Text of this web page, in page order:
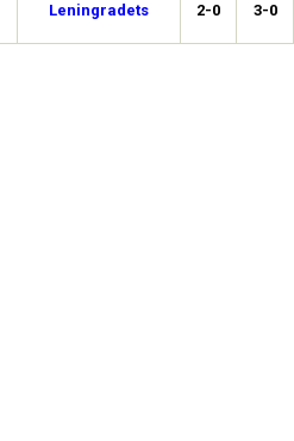
Leningradets 2-0 3-0